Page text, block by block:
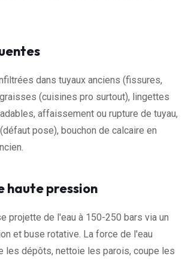
dans tuyaux anciens (fissures,
(cuisines pro surtout), lingettes
affaissement ou rupture de tuyau,
pose), bouchon de calcaire en
haute pression
projette de l'eau à 150-250 bars via un
et buse rotative. La force de l'eau
les dépôts, nettoie les parois, coupe les